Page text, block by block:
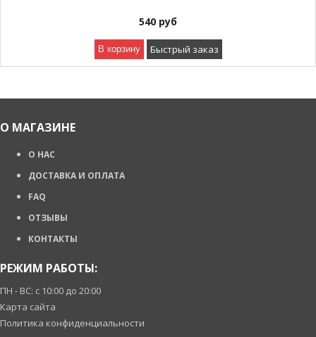
540 руб
В корзину Быстрый заказ
О МАГАЗИНЕ
О НАС
ДОСТАВКА И ОПЛАТА
FAQ
ОТЗЫВЫ
КОНТАКТЫ
РЕЖИМ РАБОТЫ:
ПН - ВС: с 10:00 до 20:00
Карта сайта
Политика конфиденциальности